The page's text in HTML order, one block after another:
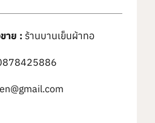
าย : ร้านบานเย็นผ้าทอ